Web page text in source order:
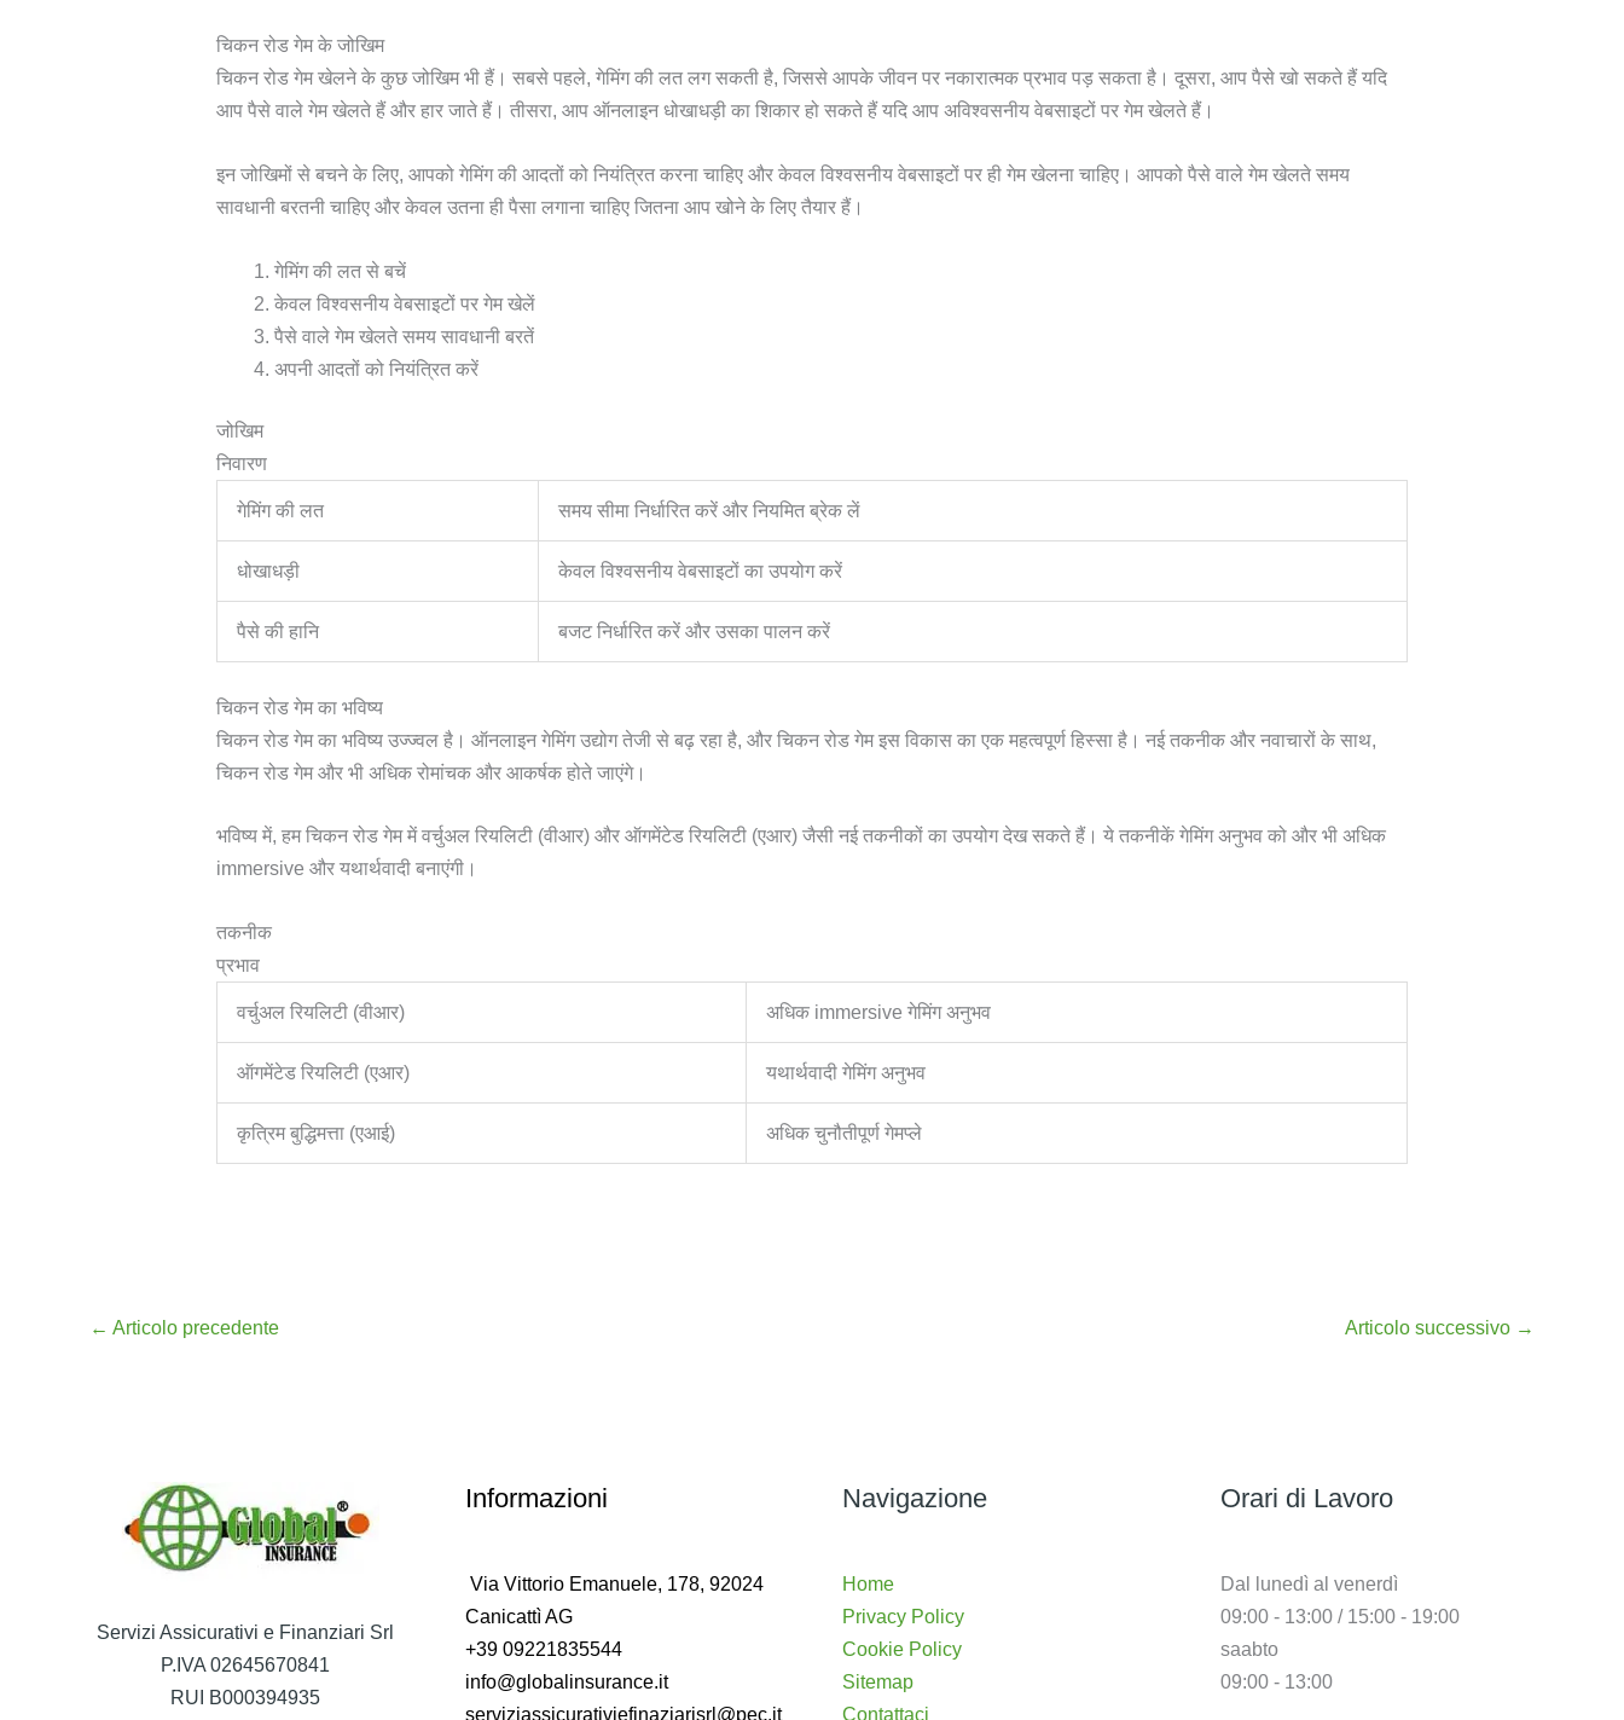
चिकन रोड गेम के जोखिम
चिकन रोड गेम खेलने के कुछ जोखिम भी हैं। सबसे पहले, गेमिंग की लत लग सकती है, जिससे आपके जीवन पर नकारात्मक प्रभाव पड़ सकता है। दूसरा, आप पैसे खो सकते हैं यदि
आप पैसे वाले गेम खेलते हैं और हार जाते हैं। तीसरा, आप ऑनलाइन धोखाधड़ी का शिकार हो सकते हैं यदि आप अविश्वसनीय वेबसाइटों पर गेम खेलते हैं।
इन जोखिमों से बचने के लिए, आपको गेमिंग की आदतों को नियंत्रित करना चाहिए और केवल विश्वसनीय वेबसाइटों पर ही गेम खेलना चाहिए। आपको पैसे वाले गेम खेलते समय
सावधानी बरतनी चाहिए और केवल उतना ही पैसा लगाना चाहिए जितना आप खोने के लिए तैयार हैं।
गेमिंग की लत से बचें
केवल विश्वसनीय वेबसाइटों पर गेम खेलें
पैसे वाले गेम खेलते समय सावधानी बरतें
अपनी आदतों को नियंत्रित करें
जोखिम
निवारण
गेमिंग की लत समय सीमा निर्धारित करें और नियमित ब्रेक लें
धोखाधड़ी केवल विश्वसनीय वेबसाइटों का उपयोग करें
पैसे की हानि बजट निर्धारित करें और उसका पालन करें
चिकन रोड गेम का भविष्य
चिकन रोड गेम का भविष्य उज्ज्वल है। ऑनलाइन गेमिंग उद्योग तेजी से बढ़ रहा है, और चिकन रोड गेम इस विकास का एक महत्वपूर्ण हिस्सा है। नई तकनीक और नवाचारों के साथ,
चिकन रोड गेम और भी अधिक रोमांचक और आकर्षक होते जाएंगे।
भविष्य में, हम चिकन रोड गेम में वर्चुअल रियलिटी (वीआर) और ऑगमेंटेड रियलिटी (एआर) जैसी नई तकनीकों का उपयोग देख सकते हैं। ये तकनीकें गेमिंग अनुभव को और भी अधिक
immersive और यथार्थवादी बनाएंगी।
तकनीक
प्रभाव
वर्चुअल रियलिटी (वीआर) अधिक immersive गेमिंग अनुभव
ऑगमेंटेड रियलिटी (एआर) यथार्थवादी गेमिंग अनुभव
कृत्रिम बुद्धिमत्ता (एआई) अधिक चुनौतीपूर्ण गेमप्ले
← Articolo precedente Articolo successivo →
Servizi Assicurativi e Finanziari Srl
P.IVA 02645670841
RUI B000394935
Informazioni
Via Vittorio Emanuele, 178, 92024
Canicattì AG
+39 09221835544
info@globalinsurance.it
serviziassicurativiefinaziarisrl@pec.it
Navigazione
Home
Privacy Policy
Cookie Policy
Sitemap
Contattaci
Orari di Lavoro
Dal lunedì al venerdì
09:00 - 13:00 / 15:00 - 19:00
saabto
09:00 - 13:00